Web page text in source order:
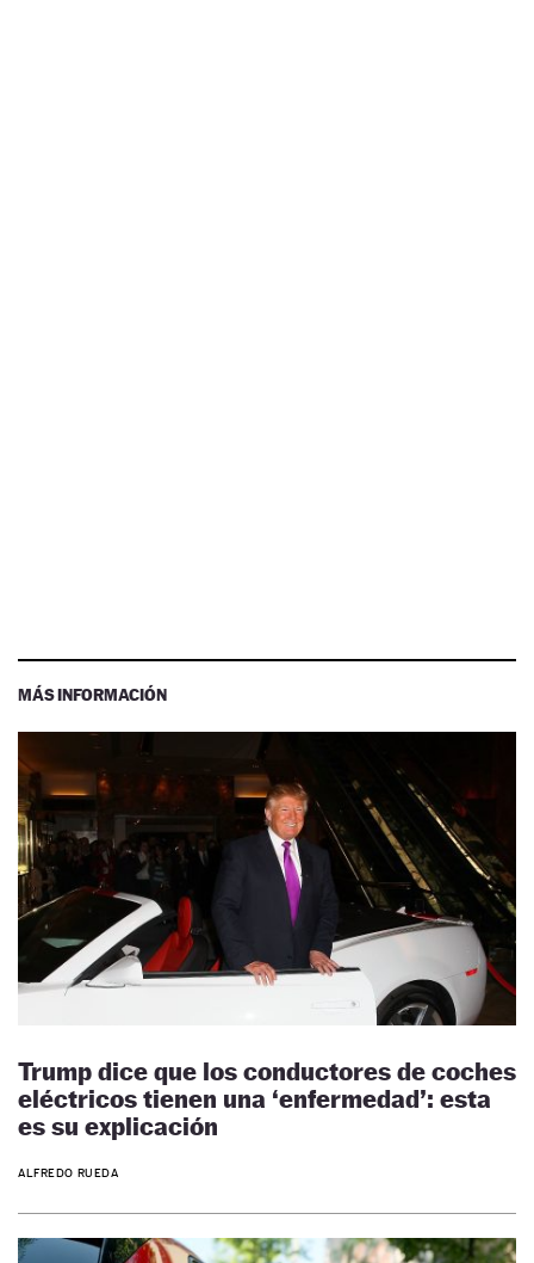
MÁS INFORMACIÓN
Trump dice que los conductores de coches
eléctricos tienen una ‘enfermedad’: esta
es su explicación
ALFREDO RUEDA